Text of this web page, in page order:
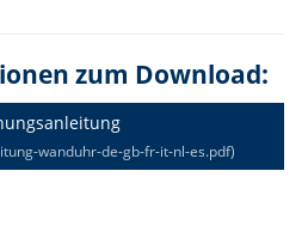
zum Download:
wanduhr-de-gb-fr-it-nl-es.pdf)